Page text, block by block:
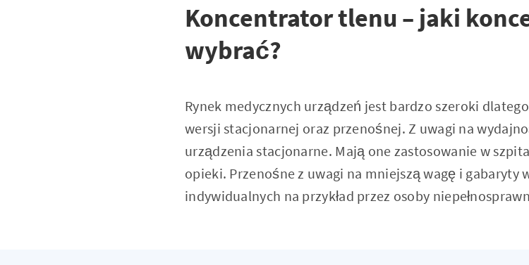
Koncentrator tlenu – jaki
wybrać?
Rynek medycznych urządzeń jest bardzo szeroki
wersji stacjonarnej oraz przenośnej. Z uwagi na
urządzenia stacjonarne. Mają one zastosowanie w
opieki. Przenośne z uwagi na mniejszą wagę i gabaryty
indywidualnych na przykład przez osoby